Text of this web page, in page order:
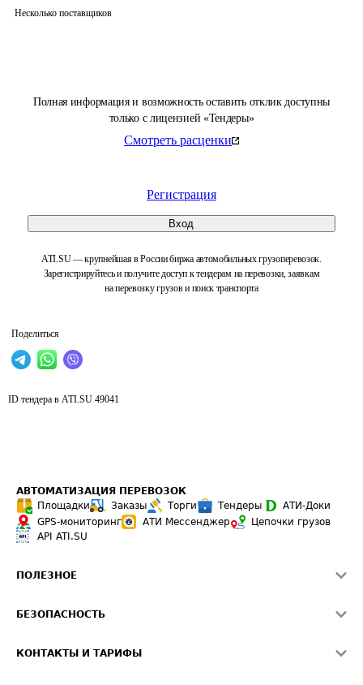
Полная информация и возможность оставить отклик доступны
только с лицензией «Тендеры»
Смотреть расценки
Регистрация
Вход
ATI.SU — крупнейшая в России биржа автомобильных грузоперевозок.
Зарегистрируйтесь и получите доступ к тендерам на перевозки, заявкам
на перевозку грузов и поиск транспорта
Поделиться
Несколько поставщиков
ID тендера в ATI.SU 49041
АВТОМАТИЗАЦИЯ ПЕРЕВОЗОК
Площадки
Заказы Торги Тендеры
АТИ-Доки
GPS-мониторинг
АТИ Мессенджер
Цепочки грузов
API ATI.SU
ПОЛЕЗНОЕ
Звезды ATI.SU на вашем сайте
БЕЗОПАСНОСТЬ
КОНТАКТЫ И ТАРИФЫ